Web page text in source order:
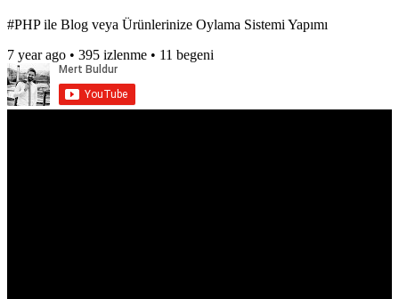
#PHP ile Blog veya Ürünlerinize Oylama Sistemi Yapımı
7 year ago • 395 izlenme • 11 begeni